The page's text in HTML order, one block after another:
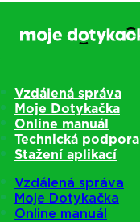
Vzdálená správa
Moje Dotykačka
Online manuál
Technická podpora
Stažení aplikací
Vzdálená správa
Moje Dotykačka
Online manuál